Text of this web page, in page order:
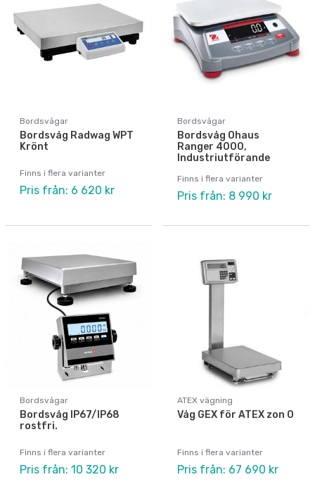
Bordsvågar
Bordsvåg Radwag WPT
Krönt
Finns i flera varianter
Pris från: 6 620 kr
Bordsvågar
Bordsvåg Ohaus
Ranger 4000,
Industriutförande
Finns i flera varianter
Pris från: 8 990 kr
Bordsvågar
Bordsvåg IP67/IP68
rostfri.
Finns i flera varianter
Pris från: 10 320 kr
ATEX vägning
Våg GEX för ATEX zon 0
Finns i flera varianter
Pris från: 67 690 kr